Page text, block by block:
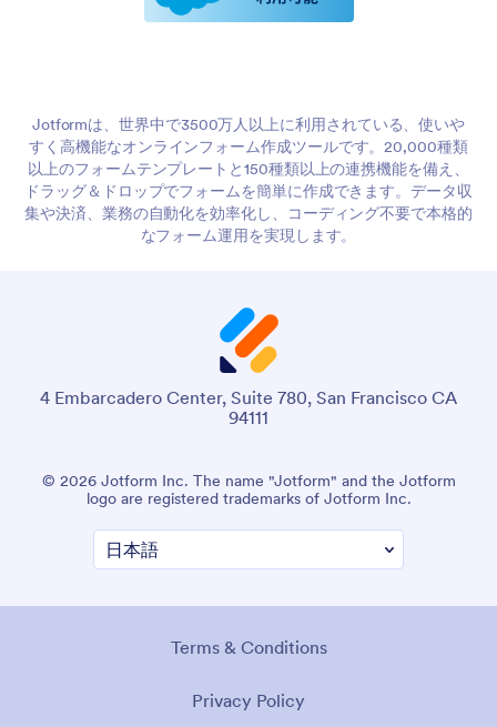
Jotformは、世界中で3500万人以上に利用されている、使いや
すく高機能なオンラインフォーム作成ツールです。20,000種類
以上のフォームテンプレートと150種類以上の連携機能を備え、
ドラッグ＆ドロップでフォームを簡単に作成できます。データ収
集や決済、業務の自動化を効率化し、コーディング不要で本格的
なフォーム運用を実現します。
4 Embarcadero Center, Suite 780, San Francisco CA
94111
© 2026 Jotform Inc. The name "Jotform" and the Jotform
logo are registered trademarks of Jotform Inc.
Terms & Conditions
Privacy Policy